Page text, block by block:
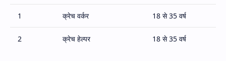
1 क्रेच वर्कर 18 से 35 वर्ष
2 क्रेच हेल्पर 18 से 35 वर्ष